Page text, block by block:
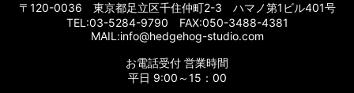
〒120-0036 東京都足立区千住仲町2-3 ハマノ第1ビル401号
TEL:03-5284-9790 FAX:050-3488-4381
MAIL:info@hedgehog-studio.com
お電話受付 営業時間
平日 9:00～15：00